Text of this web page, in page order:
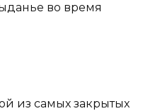
во время
из самых закрытых